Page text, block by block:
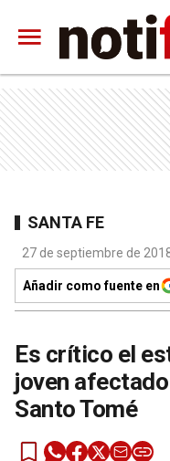
SANTA FE
27 de septiembre de
Añadir como fuente en
Es crítico el
joven
Santo Tomé